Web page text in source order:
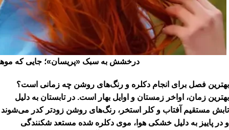
درخشش به سبک «پریسان»؛ جایی که
بهترین فصل برای انجام دکلره و رنگ‌های روشن چه زمانی است؟
بهترین زمان، اواخر زمستان و اوایل بهار است. در تابستان به دلیل
تابش مستقیم آفتاب و کلر استخر، رنگ‌های روشن زودتر کدر می‌شوند
و در پاییز به دلیل خشکی هوا، موی دکلره شده مستعد شکنندگی